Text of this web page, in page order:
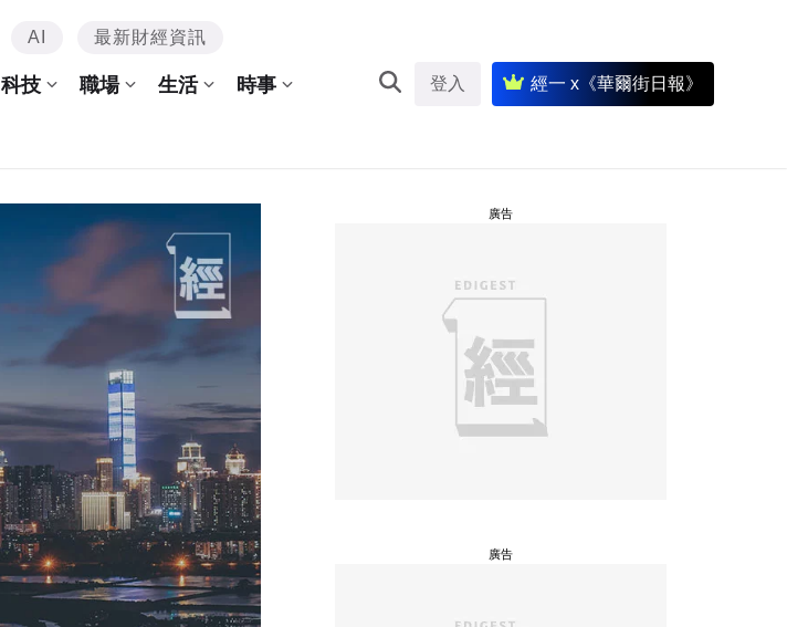
AI 最新財經資訊
科技 職場 生活 時事 登入 經一 x《華爾街日報》
廣告
廣告